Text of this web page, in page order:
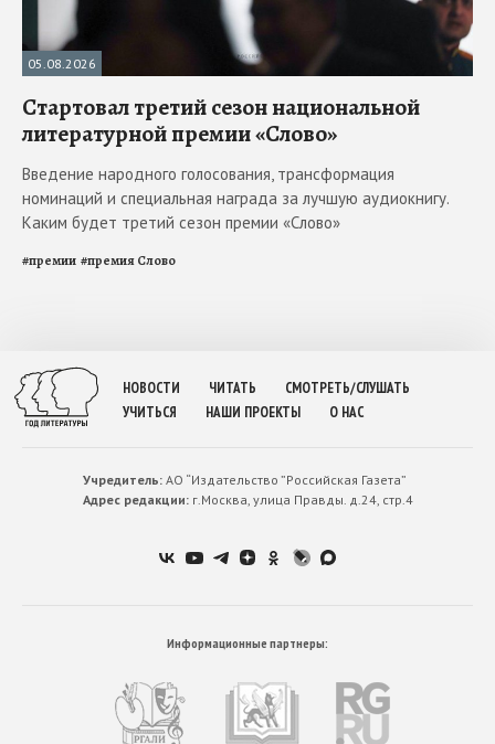
05.08.2026
Стартовал третий сезон национальной
литературной премии «Слово»
Введение народного голосования, трансформация
номинаций и специальная награда за лучшую аудиокнигу.
Каким будет третий сезон премии «Слово»
#премии #премия Слово
НОВОСТИ ЧИТАТЬ
СМОТРЕТЬ/СЛУШАТЬ
УЧИТЬСЯ
НАШИ ПРОЕКТЫ О НАС
Учредитель:АО “Издательство ”Российская Газета”
Адрес редакции:г.Москва, улица Правды. д.24, стр.4
Информационные партнеры: